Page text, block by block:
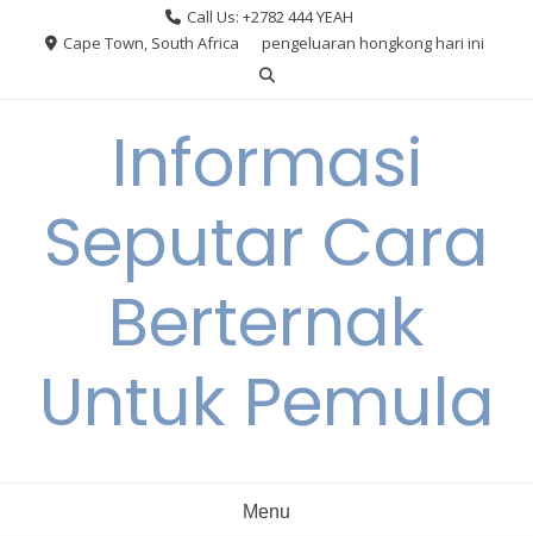
Call Us: +2782 444 YEAH
Cape Town, South Africa
pengeluaran hongkong hari ini
Informasi
Seputar Cara
Berternak
Untuk Pemula
Menu